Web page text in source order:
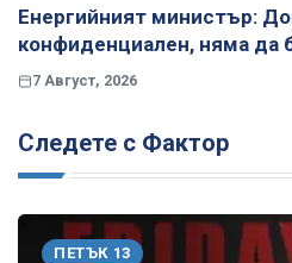
Енергийният министър:
конфиденциален, няма да
7 Август, 2026
Следете с Фактор
ПЕТЪК 13